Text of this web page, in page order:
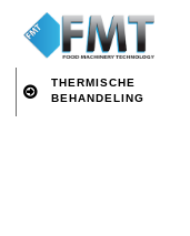
THERMISCHE
BEHANDELING